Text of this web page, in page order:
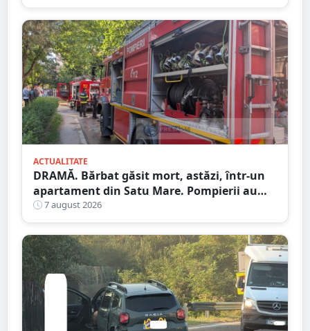
ACTUALITATE
DRAMĂ. Bărbat găsit mort, astăzi, într-un
apartament din Satu Mare. Pompierii au
spart ușa
7 august 2026